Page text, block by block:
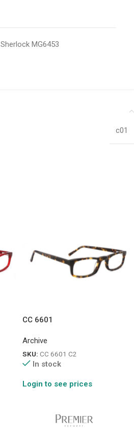
Sherlock MG6453
c01
CC 6601
Archive
SKU: CC 6601 C2
In stock
Login to see prices